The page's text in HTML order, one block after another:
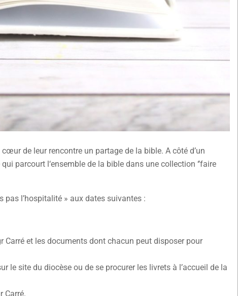
de leur rencontre un partage de la bible. A côté d’un
parcourt l‘ensemble de la bible dans une collection ‘’faire
pas l’hospitalité » aux dates suivantes :
Carré et les documents dont chacun peut disposer pour
le site du diocèse ou de se procurer les livrets à l’accueil de la
Carré.